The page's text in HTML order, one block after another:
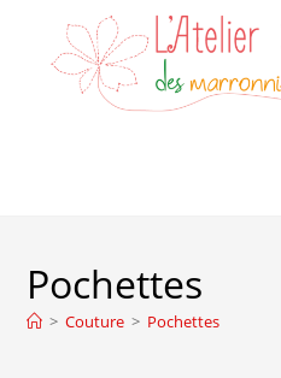
content
Pochettes
> Couture > Pochettes